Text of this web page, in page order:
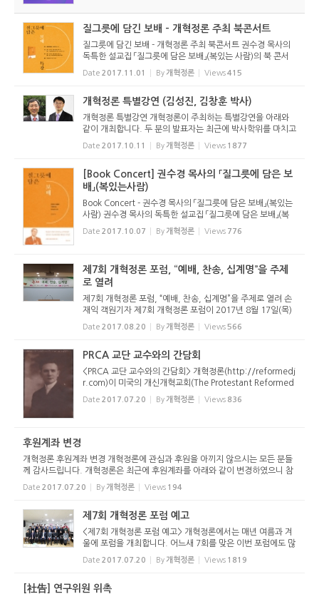
질그릇에 담긴 보배 - 개혁정론 주최 북콘서트
질그릇에 담긴 보배 - 개혁정론 주최 북콘서트 권수경 목사의
독특한 설교집 「질그릇에 담은 보배」(복있는 사람)의 북 콘서
트가 두 차례에 걸쳐 개최된다. 이 북 콘서트는 하나님의 말씀
인 성경과 이 시대를 살아가는 현대인, 어느 쪽도 놓지 않고 붙
Date 2017.11.01 By 개혁정론 Views415
개혁정론 특별강연 (김성진, 김창훈 박사)
개혁정론 특별강연 개혁정론이 주최하는 특별강연을 아래와
같이 개최합니다. 두 분의 발표자는 최근에 박사학위를 마치고
귀국하신 분들입니다. 관심 있으신 분들의 많은 참여 바랍니
다. 미리 신청하시는 분 중 선착순 50명에 한해 학교 식당에서
Date 2017.10.11 By 개혁정론 Views 1877
[Book Concert] 권수경 목사의 「질그릇에 담은 보
배」(복있는사람)
Book Concert - 권수경 목사의 「질그릇에 담은 보배」(복있는
사람) 권수경 목사의 독특한 설교집 「질그릇에 담은 보배」(복
있는 사람)의 북 콘서트가 아래와 같이 두 차례에 걸쳐 개최된
다. 이 북 콘서트는 하나님의 말씀인 성경과 이 시대를 살아가
Date 2017.10.07 By 개혁정론 Views 776
제7회 개혁정론 포럼, “예배, 찬송, 십계명”을 주제
로 열려
제7회 개혁정론 포럼, “예배, 찬송, 십계명”을 주제로 열려 손
재익 객원기자 제7회 개혁정론 포럼이 2017년 8월 17일(목)
오전 10시 30분 광주은광교회당(광주광역시 광산구 수완로 1
18, 전원호 목사 시무)에서 열렸다. 개혁정론은 매년 2월과
Date 2017.08.20 By 개혁정론 Views 566
PRCA 교단 교수와의 간담회
<PRCA 교단 교수와의 간담회> 개혁정론(http://reformedj
r.com)이 미국의 개신개혁교회(The Protestant Reformed
Church in America; PRCA)의 Ronald Cammenga 교수님
을 모시고 “개혁교회는 신학교육을 어떻게 해야 하는가?”라는
Date 2017.07.20 By 개혁정론 Views 836
후원계좌 변경
개혁정론 후원계좌 변경 개혁정론에 관심과 후원을 아끼지 않으시는 모든 분들
께 감사드립니다. 개혁정론은 최근에 후원계좌를 아래와 같이 변경하였으니 참
고해 주시기 바랍니다. 아울러 지속적인 관심과 후원 부탁드립니다. 개혁정론은
전적으로 여러분들의...
Date 2017.07.20 By 개혁정론 Views 194
제7회 개혁정론 포럼 예고
<제7회 개혁정론 포럼 예고> 개혁정론에서는 매년 여름과 겨
울에 포럼을 개최합니다. 어느새 7회를 맞은 이번 포럼에도 많
은 관심 부탁드립니다. 그동안 주로 대구와 부산에서 모였는데
이번에는 빛고을 광주(光州)에서 열리게 되는 첫 포럼입니다.
Date 2017.07.20 By 개혁정론 Views 1819
[社告] 연구위원 위촉